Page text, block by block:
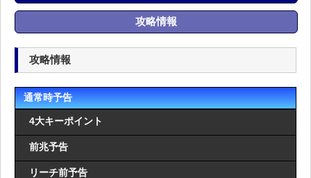
攻略情報
攻略情報
通常時予告
4大キーポイント
前兆予告
リーチ前予告